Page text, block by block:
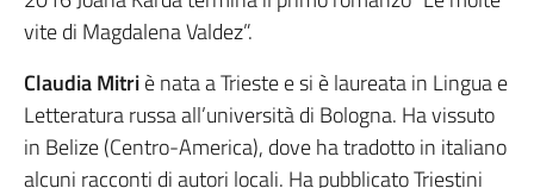
vite di Magdalena Valdez”.
Claudia Mitriè nata a Trieste e si è laureata in Lingua e
Letteratura russa all’università di Bologna. Ha vissuto
in Belize (Centro-America), dove ha tradotto in italiano
alcuni racconti di autori locali. Ha pubblicato Triestini